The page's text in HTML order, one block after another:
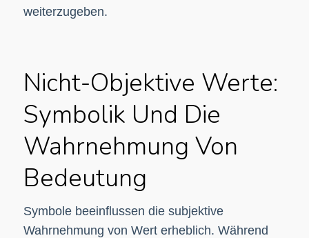
weiterzugeben.
Nicht-Objektive Werte:
Symbolik Und Die
Wahrnehmung Von
Bedeutung
Symbole beeinflussen die subjektive
Wahrnehmung von Wert erheblich. Während